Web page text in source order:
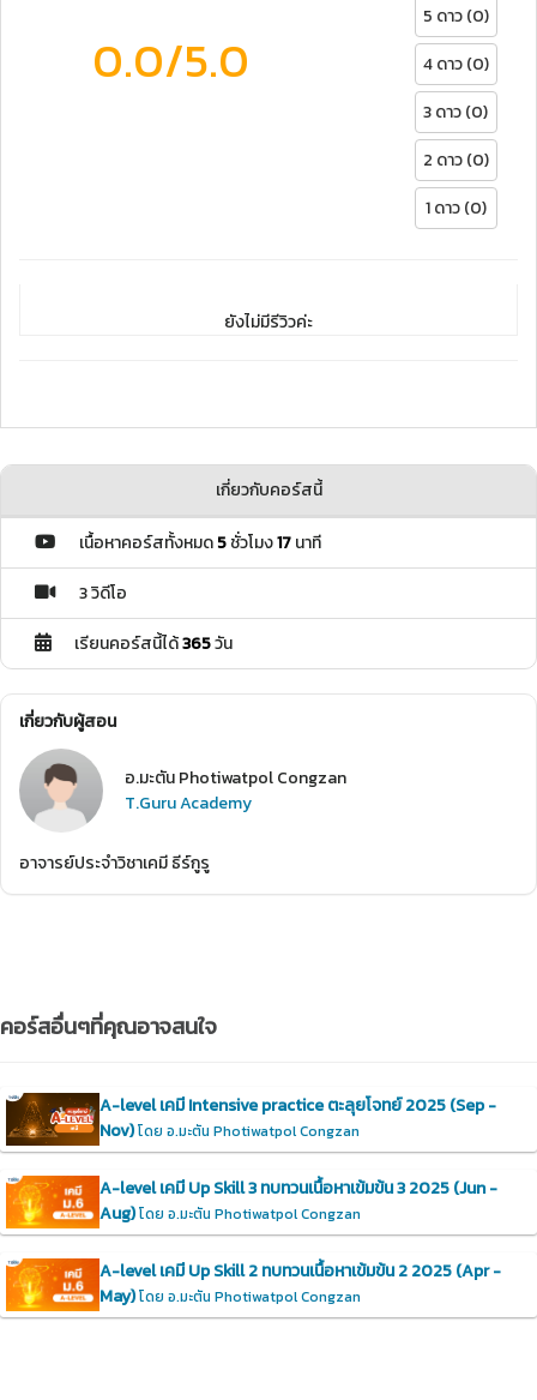
0.0/5.0
5 ดาว (0)
4 ดาว (0)
3 ดาว (0)
2 ดาว (0)
1 ดาว (0)
ยังไม่มีรีวิวค่ะ
เกี่ยวกับคอร์สนี้
เนื้อหาคอร์สทั้งหมด5ชั่วโมง17นาที
3 วิดีโอ
เรียนคอร์สนี้ได้365วัน
เกี่ยวกับผู้สอน
อ.มะตัน Photiwatpol Congzan
T.Guru Academy
อาจารย์ประจำวิชาเคมี ธีร์กูรู
คอร์สอื่นๆที่คุณอาจสนใจ
A-level เคมี Intensive practice ตะลุยโจทย์ 2025 (Sep -
Nov)โดย อ.มะตัน Photiwatpol Congzan
A-level เคมี Up Skill 3 ทบทวนเนื้อหาเข้มข้น 3 2025 (Jun -
Aug)โดย อ.มะตัน Photiwatpol Congzan
A-level เคมี Up Skill 2 ทบทวนเนื้อหาเข้มข้น 2 2025 (Apr -
May)โดย อ.มะตัน Photiwatpol Congzan